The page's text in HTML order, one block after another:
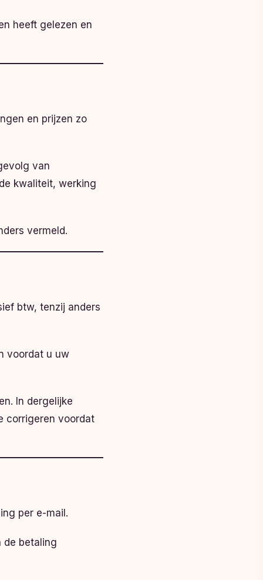
heeft gelezen en
en prijzen zo
van
kwaliteit, werking
vermeld.
btw, tenzij anders
voordat u uw
In dergelijke
corrigeren voordat
per e-mail.
de betaling